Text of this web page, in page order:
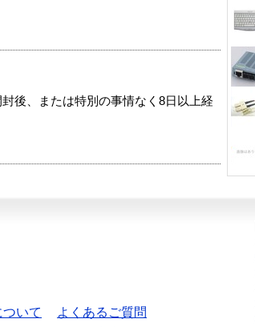
後、または特別の事情なく8日以上経
いて
よくあるご質問